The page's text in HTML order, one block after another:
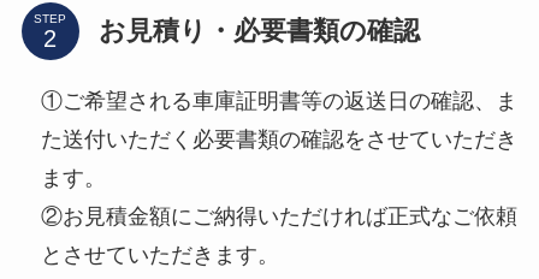
STEP お見積り・必要書類の確認
①ご希望される車庫証明書等の返送日の確認、ま
た送付いただく必要書類の確認をさせていただき
ます。
②お見積金額にご納得いただければ正式なご依頼
とさせていただきます。